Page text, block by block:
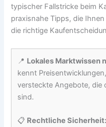
typischer Fallstricke beim
praxisnahe Tipps, die
die richtige
📍 Lokales Marktwissen
kennt
versteckte Angebote, die
sind.
📋 Rechtliche Sicherheit: